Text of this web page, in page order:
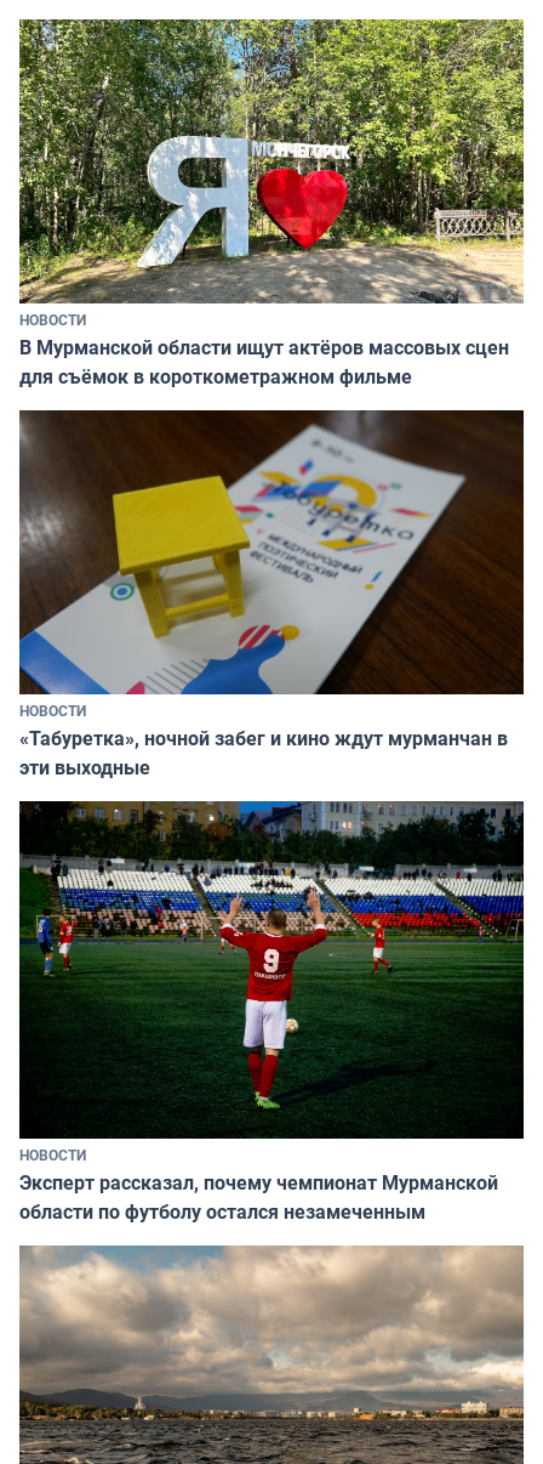
НОВОСТИ
В Мурманской области ищут актёров массовых сцен
для съёмок в короткометражном фильме
НОВОСТИ
«Табуретка», ночной забег и кино ждут мурманчан в
эти выходные
НОВОСТИ
Эксперт рассказал, почему чемпионат Мурманской
области по футболу остался незамеченным